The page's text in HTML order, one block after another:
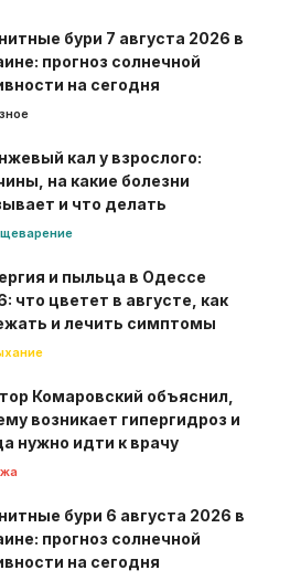
бури 7 августа 2026 в
прогноз солнечной
на сегодня
кал у взрослого:
на какие болезни
и что делать
и пыльца в Одессе
что цветет в августе, как
и лечить симптомы
Комаровский объяснил,
возникает гипергидроз и
нужно идти к врачу
бури 6 августа 2026 в
прогноз солнечной
на сегодня